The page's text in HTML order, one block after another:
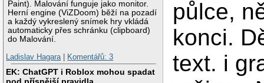
Paint). Malování funguje jako monitor.
Herní engine (ViZDoom) běží na pozadí
a každý vykreslený snímek hry vkládá
automaticky přes schránku (clipboard)
do Malování.
Ladislav Hagara
Komentářů: 3
EK: ChatGPT i Roblox mohou spadat
půlce,
konci.
text. i